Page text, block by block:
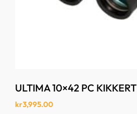
ULTIMA 10×42 PC KIKKERT
kr3,995.00